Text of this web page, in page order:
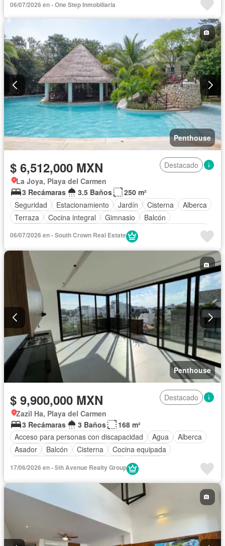
Electricidad
Azotea Agua
Recámara con closet
Caseta de vigilancia
Conserje
Completamente amueblado
06/07/2026 en - One Step Inmobiliaria
Penthouse
$ 6,512,000 MXN
Destacado
La Joya, Playa del Carmen
3 Recámaras
3.5 Baños
250 m²
Seguridad
Estacionamiento Jardín Cisterna
Alberca
Terraza
Cocina integral Gimnasio
Balcón
Acceso para personas con discapacidad
Cocina equipada
Aire acondicionado
Circuito cerrado de televisión
Jacuzzi
Televisión por cable
Gas natural
Asador
Zonas verdes Despacho
Vista panorámica
Recámara con closet
Caseta de vigilancia
Sauna
Completamente amueblado
06/07/2026 en - South Crown Real Estate
Penthouse
$ 9,900,000 MXN
Destacado
Zazil Ha, Playa del Carmen
3 Recámaras
3 Baños
168 m²
Acceso para personas con discapacidad
Agua
Alberca
Asador
Balcón Cisterna
Cocina equipada
Elevador
Recámara con closet
Vista panorámica
Zonas verdes
17/06/2026 en - 5th Avenue Realty Group